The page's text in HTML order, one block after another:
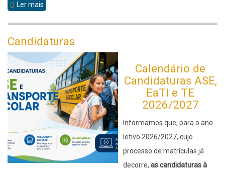
Ler mais
Candidaturas
Calendário de
Candidaturas ASE,
EaTI e TE
2026/2027
Informamos que, para o ano
letivo 2026/2027, cujo
processo de matrículas já
decorre, as candidaturas à